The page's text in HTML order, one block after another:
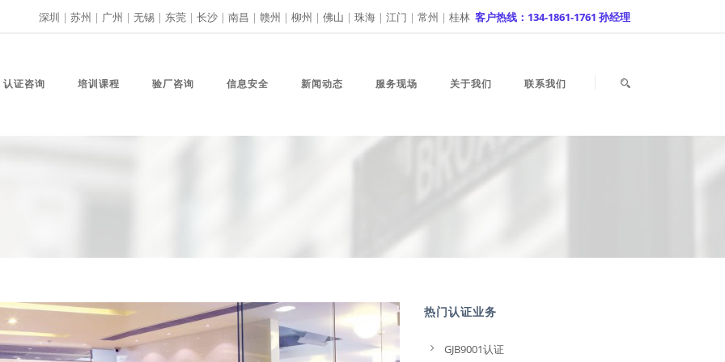
深圳 | 苏州 | 广州 | 无锡 | 东莞 | 长沙 | 南昌 | 赣州 | 柳州 | 佛山 | 珠海 | 江门 | 常州 | 桂林 客户热线：134-1861-1761 孙经理
认证咨询 培训课程 验厂咨询 信息安全 新闻动态 服务现场 关于我们 联系我们
热门认证业务
GJB9001认证